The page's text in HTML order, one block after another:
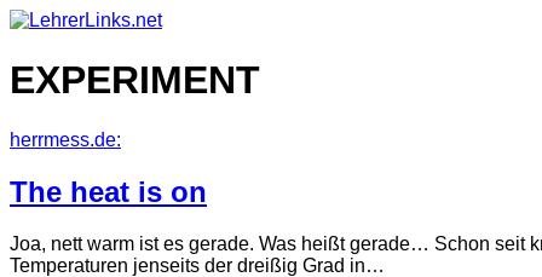
Skip
content
EXPERIMENT
herrmess.de:
The heat is on
Joa, nett warm ist es gerade. Was heißt gerade… Schon seit
Temperaturen jenseits der dreißig Grad in…